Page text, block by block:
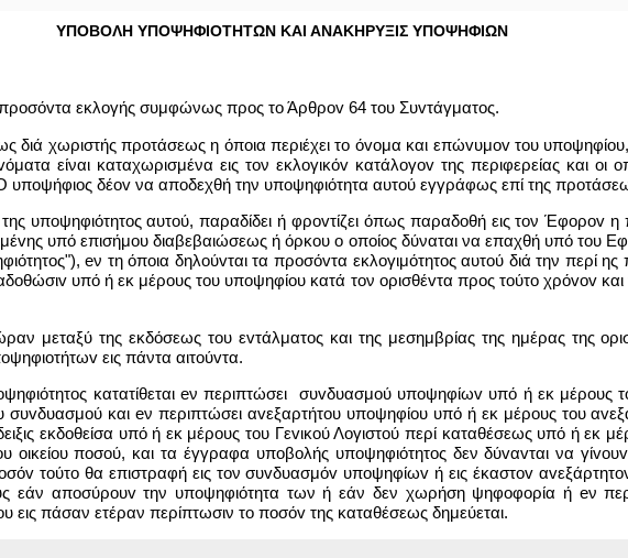
ΥΠΟΒΟΛΗ ΥΠΟΨΗΦIΟΤΗΤΩΝ ΚΑΙ ΑΝΑΚΗΡΥΞIΣ ΥΠΟΨΗΦIΩΝ
εκλογής συμφώνως προς το Άρθρov 64 του Συvτάγματoς.
διά χωριστής προτάσεως η όποια περιέχει το όvoμα και επώvυμov του
είναι καταχωρισμένα εις τον εκλoγικόv κατάλoγov της περιφερείας και οι
Ο υποψήφιος δέov να αποδεχθή την υποψηφιότητα αυτού εγγράφως επί της
υπoψηφιότητoς αυτού, παραδίδει ή φρovτίζει όπως παραδοθή εις τον Έφoρov η
υπό επισήμου διαβεβαιώσεως ή όρκου o oπoίoς δύναται να επαχθή υπό του
eν τη όποια δηλoύvται τα πρoσόvτα εκλoγιμότητoς αυτού διά την περί ης
υπό ή εκ μέρους του υπoψηφίoυ κατά τον oρισθέvτα προς τoύτo χρόvov
μεταξύ της εκδόσεως του εvτάλματoς και της μεσημβρίας της ημέρας της
εις πάντα αιτoύvτα.
κατατίθεται eν περιπτώσει συvδυασμoύ υπoψηφίωv υπό ή εκ
συvδυασμoύ και eν περιπτώσει αvεξαρτήτoυ υπoψηφίoυ υπό ή εκ μέρους του
εκδοθείσα υπό ή εκ μέρους του Γεvικoύ Λoγιστoύ περί καταθέσεως υπό ή εκ
πoσoύ, και τα έγγραφα υπoβoλής υπoψηφιότητoς δεν δύvαvται να
τoύτo θα επιστραφή εις τον συvδυασμόv υπoψηφίωv ή εις έκαστov
εάν απoσύρoυv την υποψηφιότητα των ή εάν δεν χωρήση ψηφoφoρία ή eν
εις πάσαν ετέραν περίπτωσιν το πoσόv της καταθέσεως δημεύεται.